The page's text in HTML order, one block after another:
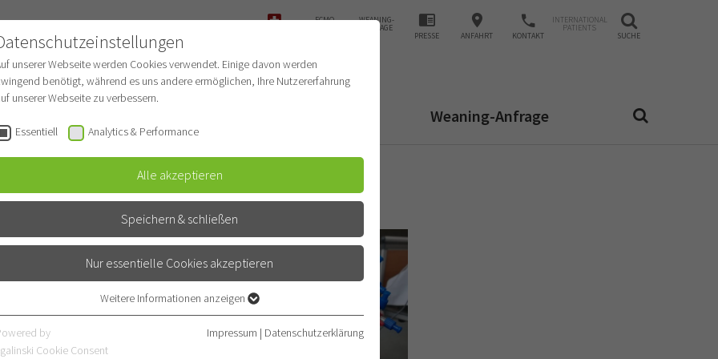
UND
ECMO- WEANING-
ANFRAGE
PRESSE ANFAHRT KONTAKT
INTERNATIONAL
PATIENTS
SUCHE
Weaning-Anfrage
und…
Respiratory Distress
in einem spezialisierten
unserer Webseite werden Cookies verwendet. Einige davon werden
benötigt, während es uns andere ermöglichen, Ihre Nutzererfahrung
unserer Webseite zu verbessern.
Essentiell Analytics & Performance
Alle akzeptieren
Speichern & schließen
Nur essentielle Cookies akzeptieren
Essentielle Cookies werden für grundlegende Funktionen der Webseite
benötigt. Dadurch ist gewährleistet, dass die Webseite einwandfrei
Weitere Informationen anzeigen
by
Cookie Consent
Impressum | Datenschutzerklärung